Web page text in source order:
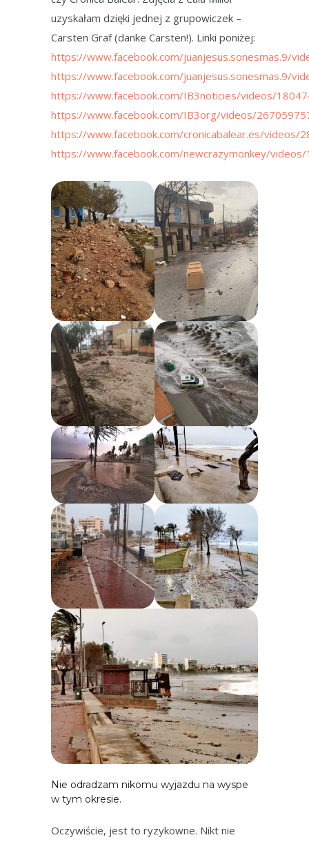
uzyskałam dzięki jednej z grupowiczek –
Carsten Graf (danke Carsten!). Linki poniżej:
https://www.facebook.com/juanjesus.sonesmas.9/
https://www.facebook.com/juanjesus.sonesmas.9/
https://www.facebook.com/IB3noticies/videos/
https://www.facebook.com/IB3org/videos/
https://www.facebook.com/cronicabalear.es/videos/
https://www.facebook.com/newcrazymonkey/
Nie odradzam nikomu wyjazdu na wyspe
w tym okresie.
Oczywiście, jest to ryzykowne. Nikt nie